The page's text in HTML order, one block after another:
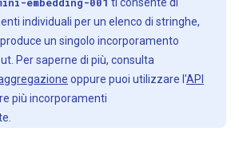
individuali per un elenco di stringhe,
un singolo incorporamento
Per saperne di più, consulta
oppure puoi utilizzare l'API
più incorporamenti